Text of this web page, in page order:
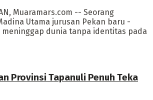
Muaramars.com -- Seorang
Utama jurusan Pekan baru -
meninggap dunia tanpa identitas pada
Provinsi Tapanuli Penuh Teka